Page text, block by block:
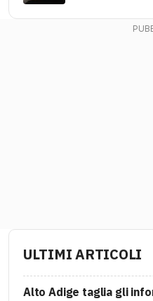
ULTIMI ARTICOLI
Alto Adige taglia gli